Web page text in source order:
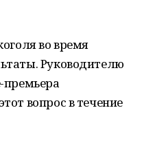
во время
Руководителю
премьера
вопрос в течение